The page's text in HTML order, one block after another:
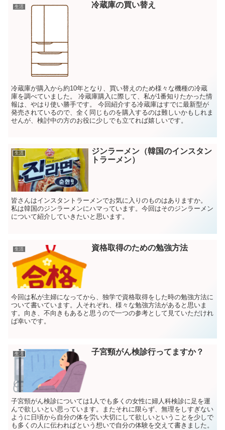
生活 冷蔵庫の買い替え
冷蔵庫が購入から約10年となり、買い替えのため様々な機種の冷蔵
庫を調べていました。 冷蔵庫購入に際して、私が1番知りたかった情
報は、やはり使い勝手です。 今回紹介する冷蔵庫はすでに最新型が
発売されているので、全く同じものを購入するのは難しいかもしれま
せんが、検討中の方のお役に少しでも立てれば嬉しいです。
生活
ジンラーメン（韓国のインスタン
トラーメン）
皆さんはインスタントラーメンでお気に入りのものはありますか。
私は韓国のジンラーメンにハマっています。今回はそのジンラーメン
について紹介していきたいと思います。
生活 資格取得のための勉強方法
今回は私が主婦になってから、独学で資格取得をした時の勉強方法に
ついて書いています。人それぞれ、様々な勉強方法があると思いま
す。向き、不向きもあると思うので一つの参考として見ていただけれ
ば幸いです。
生活 子宮頸がん検診行ってますか？
子宮頸がん検診については1人でも多くの女性に婦人科検診に足を運
んで欲しいとい思っています。またそれに限らず、無理をしすぎない
ように日頃から自分の体を労い大切にして欲しいということを少しで
も多くの人に伝わればという想いで自分の体験を交えて書きました。